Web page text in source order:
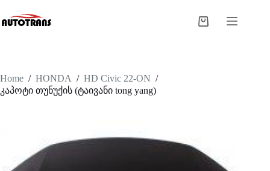
Home / HONDA / HD Civic 22-ON /
კაპოტი თუნუქის (ტაივანი tong yang)